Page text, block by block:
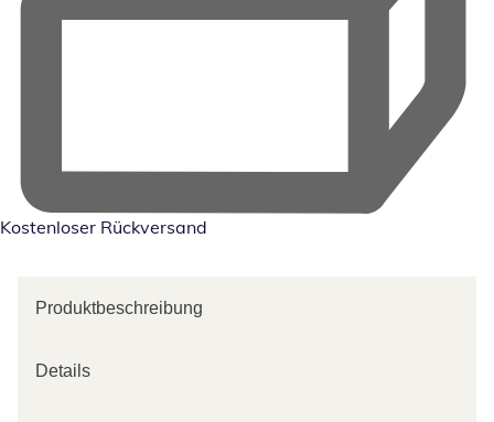
Kostenloser Rückversand
Produktbeschreibung
Details